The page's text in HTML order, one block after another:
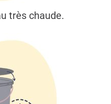
très chaude.